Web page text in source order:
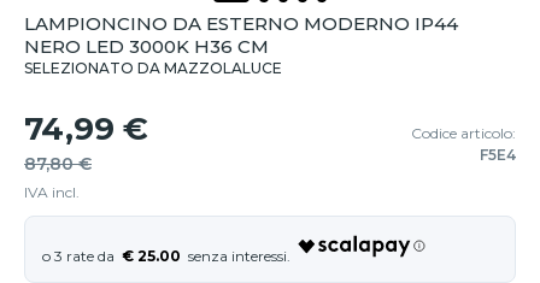
LAMPIONCINO DA ESTERNO MODERNO IP44
NERO LED 3000K H36 CM
SELEZIONATO DA MAZZOLALUCE
74,99 €
87,80 €
IVA incl.
Codice articolo:
F5E4
€ 25.00